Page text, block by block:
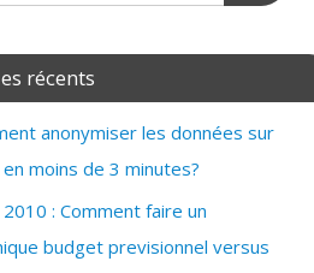
récents
anonymiser les données sur
en moins de 3 minutes?
2010 : Comment faire un
budget previsionnel versus